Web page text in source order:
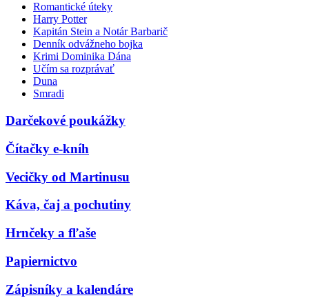
Romantické úteky
Harry Potter
Kapitán Stein a Notár Barbarič
Denník odvážneho bojka
Krimi Dominika Dána
Učím sa rozprávať
Duna
Smradi
Darčekové poukážky
Čítačky e-kníh
Vecičky od Martinusu
Káva, čaj a pochutiny
Hrnčeky a fľaše
Papiernictvo
Zápisníky a kalendáre